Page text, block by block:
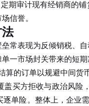
期审计现有经销商的
信誉。
表现为反倾销税、
一市场封关带来的短期
的订单以规避中间货
方拒收与政治风险
单险。整体上，企业